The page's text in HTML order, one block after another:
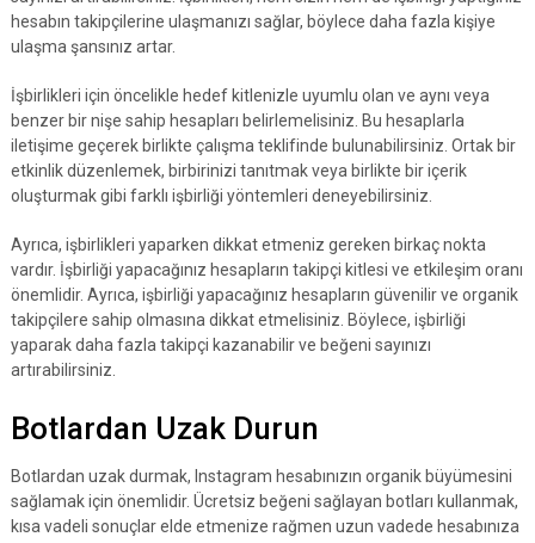
hesabın takipçilerine ulaşmanızı sağlar, böylece daha fazla kişiye
ulaşma şansınız artar.
İşbirlikleri için öncelikle hedef kitlenizle uyumlu olan ve aynı veya
benzer bir nişe sahip hesapları belirlemelisiniz. Bu hesaplarla
iletişime geçerek birlikte çalışma teklifinde bulunabilirsiniz. Ortak bir
etkinlik düzenlemek, birbirinizi tanıtmak veya birlikte bir içerik
oluşturmak gibi farklı işbirliği yöntemleri deneyebilirsiniz.
Ayrıca, işbirlikleri yaparken dikkat etmeniz gereken birkaç nokta
vardır. İşbirliği yapacağınız hesapların takipçi kitlesi ve etkileşim oranı
önemlidir. Ayrıca, işbirliği yapacağınız hesapların güvenilir ve organik
takipçilere sahip olmasına dikkat etmelisiniz. Böylece, işbirliği
yaparak daha fazla takipçi kazanabilir ve beğeni sayınızı
artırabilirsiniz.
Botlardan Uzak Durun
Botlardan uzak durmak, Instagram hesabınızın organik büyümesini
sağlamak için önemlidir. Ücretsiz beğeni sağlayan botları kullanmak,
kısa vadeli sonuçlar elde etmenize rağmen uzun vadede hesabınıza